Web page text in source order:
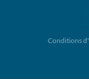
Conditions